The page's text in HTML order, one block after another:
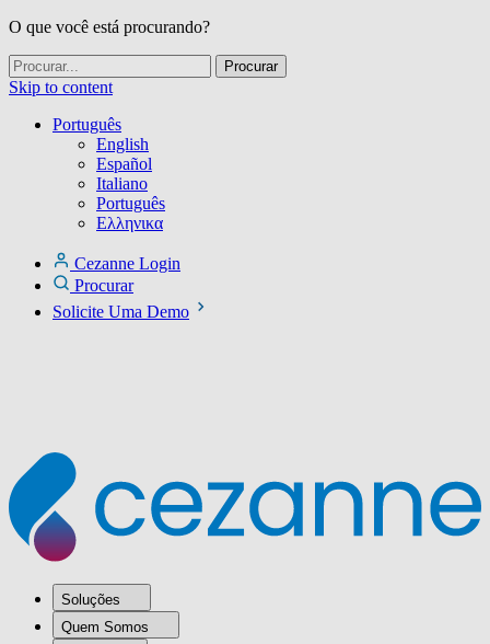
O que você está procurando?
Skip to content
Português
English
Español
Italiano
Português
Ελληνικα
Cezanne Login
Procurar
Solicite Uma Demo
Soluções
Quem Somos